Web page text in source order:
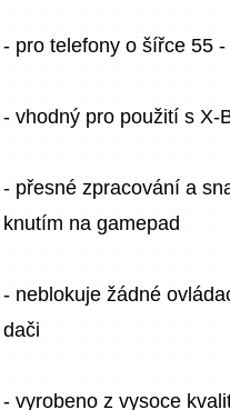
- pro telefony o šířce 55 -
- vhodný pro použití s X-
- přesné zpracování a
knutím na gamepad
- neblokuje žádné
dači
- vyrobeno z vysoce